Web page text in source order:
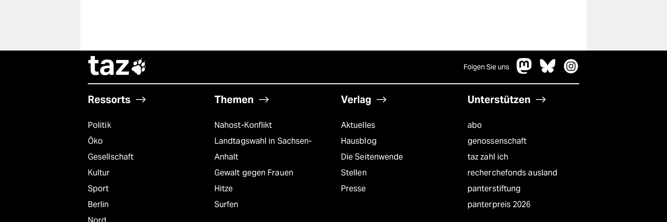
taz Folgen Sie uns
Ressorts
Politik
Öko
Gesellschaft
Kultur
Sport
Berlin
Themen
Nahost-Konflikt
Landtagswahl in Sachsen-
Anhalt
Gewalt gegen Frauen
Hitze
Surfen
Verlag
Aktuelles
Hausblog
Die Seitenwende
Stellen
Presse
Unterstützen
abo
genossenschaft
taz zahl ich
recherchefonds ausland
panterstiftung
panterpreis 2026